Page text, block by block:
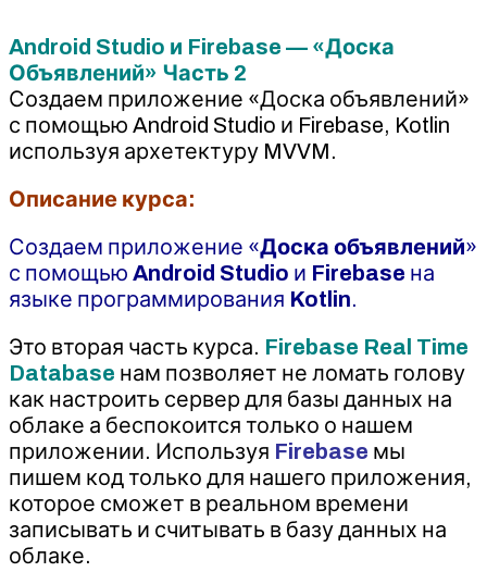
Android Studio и Firebase — «Доска
Объявлений» Часть 2
Создаем приложение «Доска объявлений»
с помощью Android Studio и Firebase, Kotlin
используя архетектуру MVVM.
Описание курса:
Создаем приложение «Доска объявлений»
с помощью Android Studio и Firebase на
языке программирования Kotlin.
Это вторая часть курса. Firebase Real Time
Database нам позволяет не ломать голову
как настроить сервер для базы данных на
облаке а беспокоится только о нашем
приложении. Используя Firebase мы
пишем код только для нашего приложения,
которое сможет в реальном времени
записывать и считывать в базу данных на
облаке.